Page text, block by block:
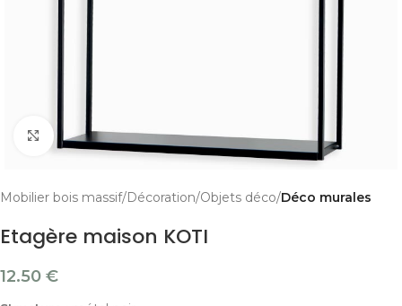
Cliquer pour agrandir
Mobilier bois massif Décoration Objets déco Déco murales
Etagère maison KOTI
12.50 €